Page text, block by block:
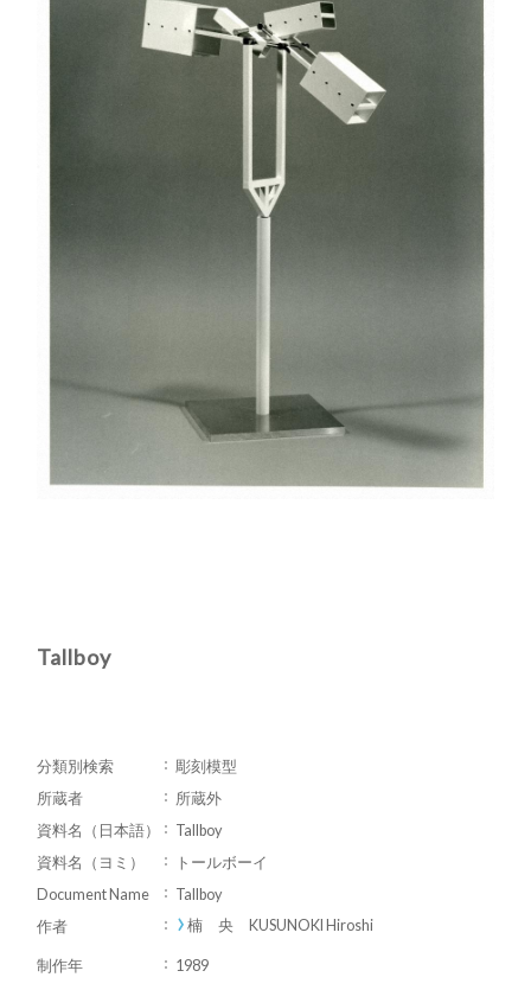
Tallboy
分類別検索
彫刻模型
所蔵者
所蔵外
資料名（日本語）
Tallboy
資料名（ヨミ）
トールボーイ
Document Name
Tallboy
作者
楠 央 KUSUNOKI Hiroshi
制作年
1989